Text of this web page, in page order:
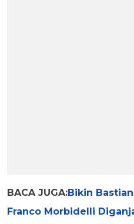
BACA JUGA:Bikin
Franco Morbidelli